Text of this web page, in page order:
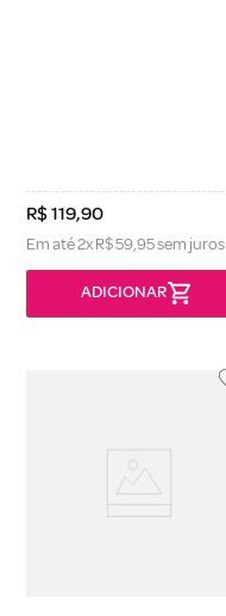
R$119,90
Em até2xR$59,95sem juros